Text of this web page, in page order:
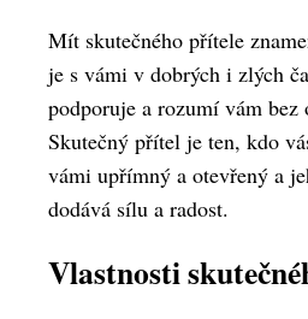
Mít skutečného přítele
je s vámi v dobrých i zlých
podporuje a rozumí vám bez
Skutečný přítel je ten, kdo
vámi upřímný a otevřený a
dodává sílu a radost.
Vlastnosti